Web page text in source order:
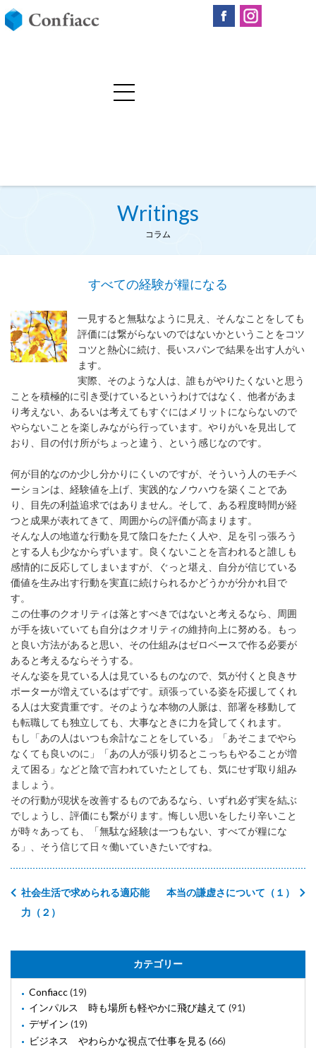
Writings
コラム
すべての経験が糧になる
一見すると無駄なように見え、そんなことをしても
評価には繋がらないのではないかということをコツ
コツと熱心に続け、長いスパンで結果を出す人がい
ます。
実際、そのような人は、誰もがやりたくないと思う
ことを積極的に引き受けているというわけではなく、他者があま
り考えない、あるいは考えてもすぐにはメリットにならないので
やらないことを楽しみながら行っています。やりがいを見出して
おり、目の付け所がちょっと違う、という感じなのです。
何が目的なのか少し分かりにくいのですが、そういう人のモチベ
ーションは、経験値を上げ、実践的なノウハウを築くことであ
り、目先の利益追求ではありません。そして、ある程度時間が経
つと成果が表れてきて、周囲からの評価が高まります。
そんな人の地道な行動を見て陰口をたたく人や、足を引っ張ろう
とする人も少なからずいます。良くないことを言われると誰しも
感情的に反応してしまいますが、ぐっと堪え、自分が信じている
価値を生み出す行動を実直に続けられるかどうかが分かれ目で
す。
この仕事のクオリティは落とすべきではないと考えるなら、周囲
が手を抜いていても自分はクオリティの維持向上に努める。もっ
と良い方法があると思い、その仕組みはゼロベースで作る必要が
あると考えるならそうする。
そんな姿を見ている人は見ているものなので、気が付くと良きサ
ポーターが増えているはずです。頑張っている姿を応援してくれ
る人は大変貴重です。そのような本物の人脈は、部署を移動して
も転職しても独立しても、大事なときに力を貸してくれます。
もし「あの人はいつも余計なことをしている」「あそこまでやら
なくても良いのに」「あの人が張り切るとこっちもやることが増
えて困る」などと陰で言われていたとしても、気にせず取り組み
ましょう。
その行動が現状を改善するものであるなら、いずれ必ず実を結ぶ
でしょうし、評価にも繋がります。悔しい思いをしたり辛いこと
が時々あっても、「無駄な経験は一つもない、すべてが糧にな
る」、そう信じて日々働いていきたいですね。
本当の謙虚さについて（１）
社会生活で求められる適応能
力（２）
カテゴリー
Confiacc(19)
インパルス 時も場所も軽やかに飛び越えて (91)
デザイン (19)
ビジネス やわらかな視点で仕事を見る (66)